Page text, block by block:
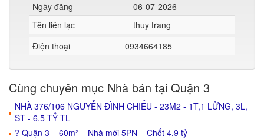
Ngày đăng
06-07-2026
Tên liên lạc
thuy trang
Điện thoại
0934664185
Cùng chuyên mục Nhà bán tại Quận 3
NHÀ 376/106 NGUYỄN ĐÌNH CHIỂU - 23M2 - 1T,1 LỬNG, 3L,
ST - 6.5 TỶ TL
? Quận 3 – 60m² – Nhà mới 5PN – Chốt 4,9 tỷ